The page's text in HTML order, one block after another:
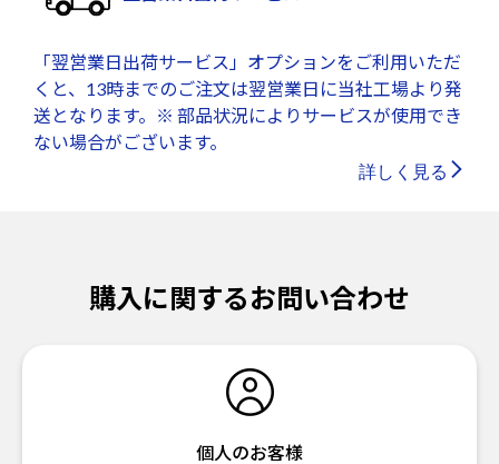
「翌営業日出荷サービス」オプションをご利用いただ
くと、13時までのご注文は翌営業日に当社工場より発
送となります。※ 部品状況によりサービスが使用でき
ない場合がございます。
詳しく見る
購入に関するお問い合わせ
個人のお客様